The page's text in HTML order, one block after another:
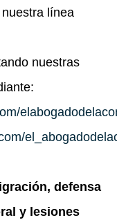
línea
nuestras
defensa
y lesiones